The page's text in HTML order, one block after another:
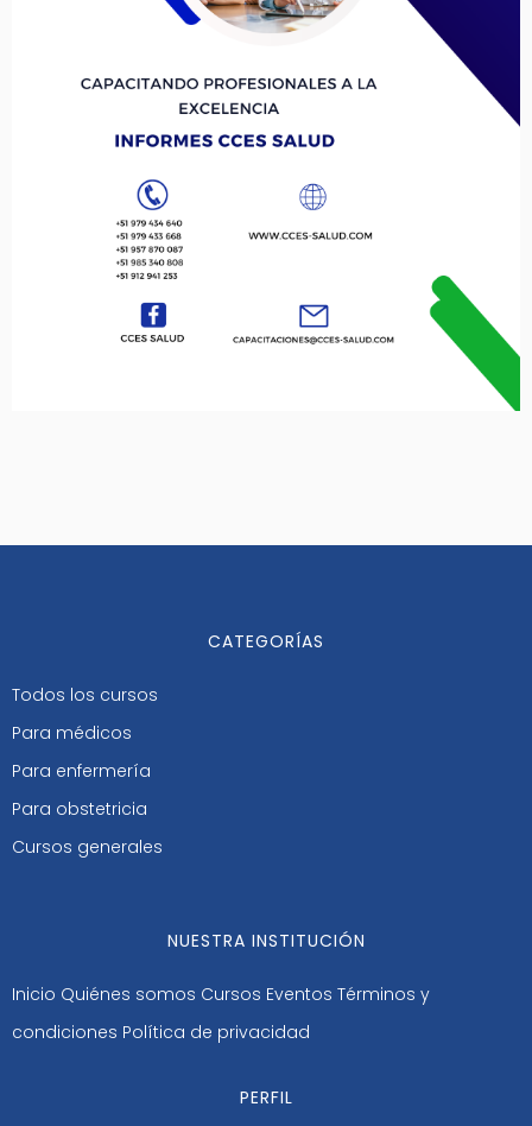
CATEGORÍAS
Todos los cursos
Para médicos
Para enfermería
Para obstetricia
Cursos generales
NUESTRA INSTITUCIÓN
Inicio Quiénes somos Cursos Eventos Términos y
condiciones Política de privacidad
PERFIL